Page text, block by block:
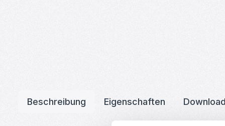
Beschreibung Eigenschaften